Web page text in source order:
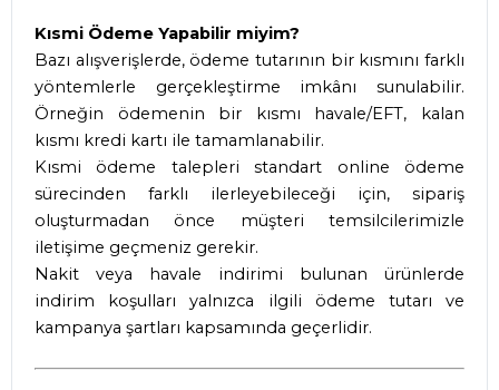
Kısmi Ödeme Yapabilir miyim?
Bazı alışverişlerde, ödeme tutarının bir kısmını farklı
yöntemlerle gerçekleştirme imkânı sunulabilir.
Örneğin ödemenin bir kısmı havale/EFT, kalan
kısmı kredi kartı ile tamamlanabilir.
Kısmi ödeme talepleri standart online ödeme
sürecinden farklı ilerleyebileceği için, sipariş
oluşturmadan önce müşteri temsilcilerimizle
iletişime geçmeniz gerekir.
Nakit veya havale indirimi bulunan ürünlerde
indirim koşulları yalnızca ilgili ödeme tutarı ve
kampanya şartları kapsamında geçerlidir.